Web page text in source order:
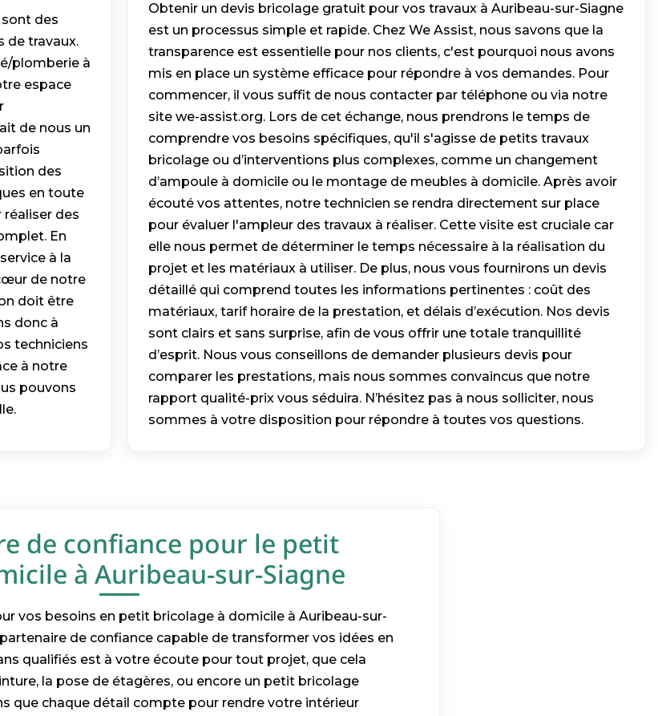
des
de travaux.
plomberie à
espace
de nous un
des
en toute
des
En
à la
de notre
doit être
donc à
techniciens
à notre
pouvons
Obtenir un devis bricolage gratuit pour vos travaux à Auribeau-sur-Siagne
est un processus simple et rapide. Chez We Assist, nous savons que la
transparence est essentielle pour nos clients, c'est pourquoi nous avons
mis en place un système efficace pour répondre à vos demandes. Pour
commencer, il vous suffit de nous contacter par téléphone ou via notre
site we-assist.org. Lors de cet échange, nous prendrons le temps de
comprendre vos besoins spécifiques, qu'il s'agisse de petits travaux
bricolage ou d’interventions plus complexes, comme un changement
d’ampoule à domicile ou le montage de meubles à domicile. Après avoir
écouté vos attentes, notre technicien se rendra directement sur place
pour évaluer l'ampleur des travaux à réaliser. Cette visite est cruciale car
elle nous permet de déterminer le temps nécessaire à la réalisation du
projet et les matériaux à utiliser. De plus, nous vous fournirons un devis
détaillé qui comprend toutes les informations pertinentes : coût des
matériaux, tarif horaire de la prestation, et délais d’exécution. Nos devis
sont clairs et sans surprise, afin de vous offrir une totale tranquillité
d’esprit. Nous vous conseillons de demander plusieurs devis pour
comparer les prestations, mais nous sommes convaincus que notre
rapport qualité-prix vous séduira. N’hésitez pas à nous solliciter, nous
sommes à votre disposition pour répondre à toutes vos questions.
de confiance pour le petit
à Auribeau-sur-Siagne
vos besoins en petit bricolage à domicile à Auribeau-sur-
de confiance capable de transformer vos idées en
qualifiés est à votre écoute pour tout projet, que cela
la pose de étagères, ou encore un petit bricolage
que chaque détail compte pour rendre votre intérieur